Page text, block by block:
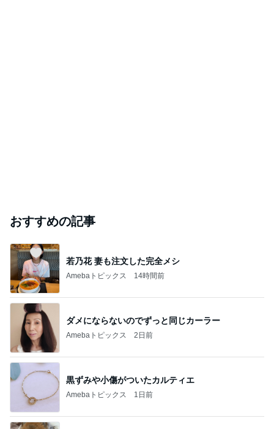
おすすめの記事
若乃花 妻も注文した完全メシ
Amebaトピックス 14時間前
ダメにならないのでずっと同じカーラー
Amebaトピックス 2日前
黒ずみや小傷がついたカルティエ
Amebaトピックス 1日前